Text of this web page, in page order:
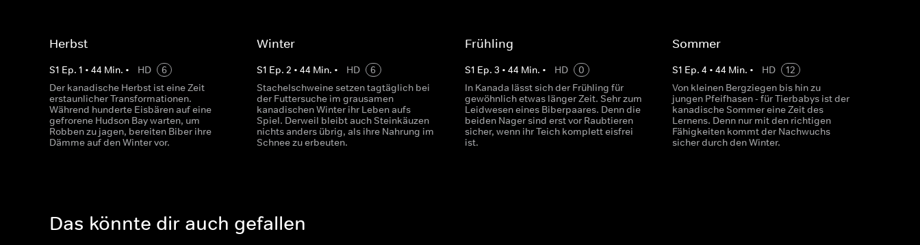
Herbst
S1 Ep. 1 • 44 Min. • HD
6
Der kanadische Herbst ist eine Zeit
erstaunlicher Transformationen.
Während hunderte Eisbären auf eine
gefrorene Hudson Bay warten, um
Robben zu jagen, bereiten Biber ihre
Dämme auf den Winter vor.
Winter
S1 Ep.2 •44 Min. • HD
6
Stachelschweine setzen tagtäglich bei
der Futtersuche im grausamen
kanadischen Winter ihr Leben aufs
Spiel. Derweil bleibt auch Steinkäuzen
nichts anders übrig, als ihre Nahrung im
Schnee zu erbeuten.
Frühling
S1 Ep. 3 • 44 Min. • HD
0
In Kanada lässt sich der Frühling für
gewöhnlich etwas länger Zeit. Sehr zum
Leidwesen eines Biberpaares. Denn die
beiden Nager sind erst vor Raubtieren
sicher, wenn ihr Teich komplett eisfrei
ist.
Sommer
S1 Ep. 4 • 44 Min. • HD
12
Von kleinen Bergziegen bis hin zu
jungen Pfeifhasen - für Tierbabys ist der
kanadische Sommer eine Zeit des
Lernens. Denn nur mit den richtigen
Fähigkeiten kommt der Nachwuchs
sicher durch den Winter.
Das könnte dir auch gefallen